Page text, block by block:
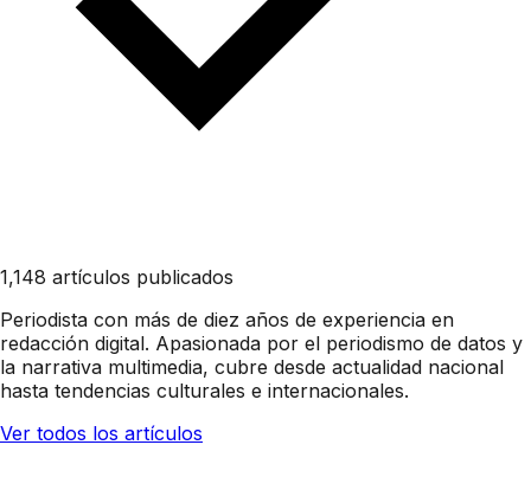
1,148 artículos publicados
Periodista con más de diez años de experiencia en
redacción digital. Apasionada por el periodismo de datos y
la narrativa multimedia, cubre desde actualidad nacional
hasta tendencias culturales e internacionales.
Ver todos los artículos